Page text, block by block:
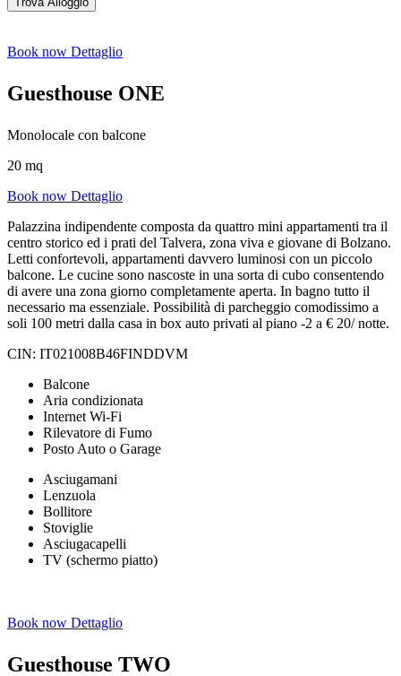
Book now Dettaglio
Guesthouse ONE
Monolocale con balcone
20 mq
Book now Dettaglio
Palazzina indipendente composta da quattro mini appartamenti tra il
centro storico ed i prati del Talvera, zona viva e giovane di Bolzano.
Letti confortevoli, appartamenti davvero luminosi con un piccolo
balcone. Le cucine sono nascoste in una sorta di cubo consentendo
di avere una zona giorno completamente aperta. In bagno tutto il
necessario ma essenziale. Possibilità di parcheggio comodissimo a
soli 100 metri dalla casa in box auto privati al piano -2 a € 20/ notte.
CIN: IT021008B46FINDDVM
Balcone
Aria condizionata
Internet Wi-Fi
Rilevatore di Fumo
Posto Auto o Garage
Asciugamani
Lenzuola
Bollitore
Stoviglie
Asciugacapelli
TV (schermo piatto)
Book now Dettaglio
Guesthouse TWO